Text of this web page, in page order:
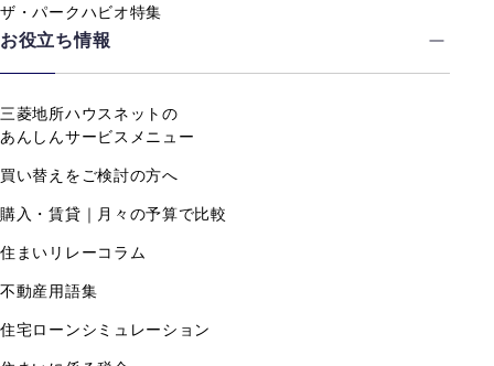
ザ・パークハビオ特集
お役立ち情報
三菱地所ハウスネットの
あんしんサービスメニュー
買い替えをご検討の方へ
購入・賃貸｜月々の予算で比較
住まいリレーコラム
不動産用語集
住宅ローンシミュレーション